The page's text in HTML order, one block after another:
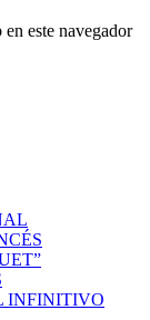
este navegador
INFINITIVO